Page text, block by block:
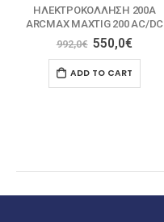
ΗΛΕΚΤΡΟΚΟΛΛΗΣΗ 200Α
ARCMAX MAXTIG 200 AC/DC
992,0€ 550,0€
ADD TO CART